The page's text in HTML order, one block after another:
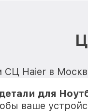
Haier в
для
ваше